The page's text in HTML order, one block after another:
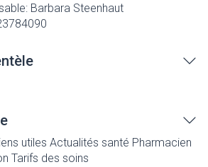
Barbara Steenhaut
utiles Actualités santé Pharmacien
Tarifs des soins